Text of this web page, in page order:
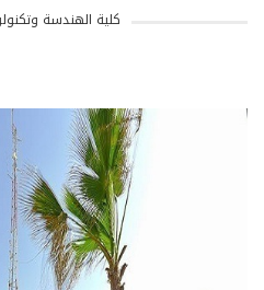
كلية الهندسة